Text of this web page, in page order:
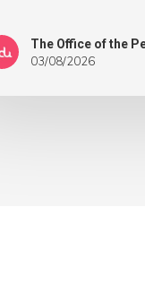
The Office of the
03/08/2026